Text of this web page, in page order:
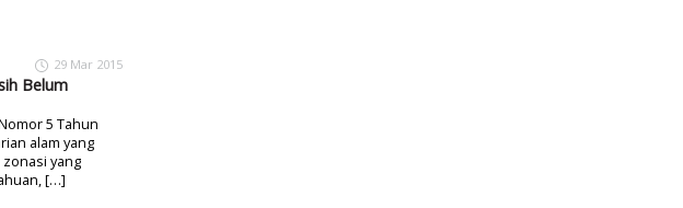
29 Mar 2015
Belum
5 Tahun
alam yang
yang
[…]